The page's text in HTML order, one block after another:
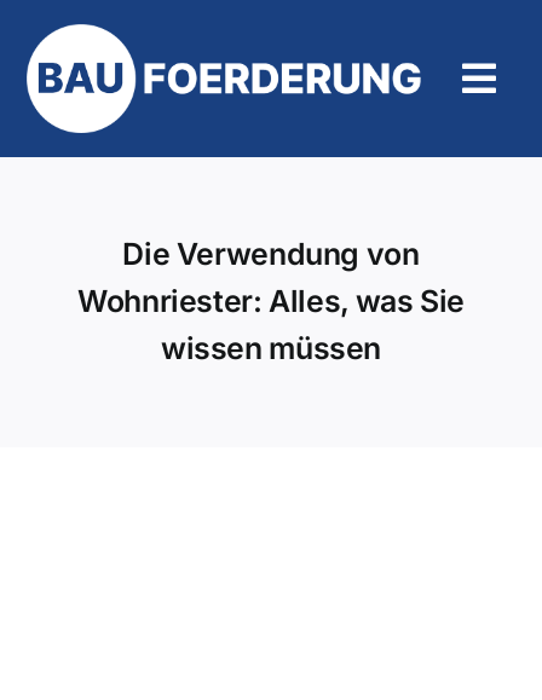
Inhalt
springen
Die Verwendung von
Wohnriester: Alles, was Sie
wissen müssen